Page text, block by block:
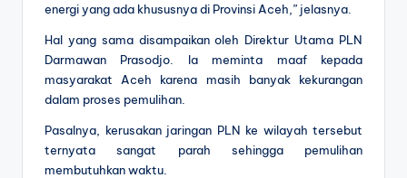
energi yang ada khususnya di Provinsi Aceh,” jelasnya.
Hal yang sama disampaikan oleh Direktur Utama PLN
Darmawan Prasodjo. Ia meminta maaf kepada
masyarakat Aceh karena masih banyak kekurangan
dalam proses pemulihan.
Pasalnya, kerusakan jaringan PLN ke wilayah tersebut
ternyata sangat parah sehingga pemulihan
membutuhkan waktu.